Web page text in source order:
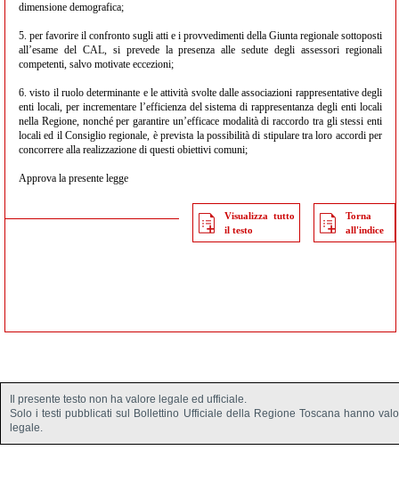
dimensione demografica;
5. per favorire il confronto sugli atti e i provvedimenti della Giunta regionale sottoposti
all’esame del CAL, si prevede la presenza alle sedute degli assessori regionali
competenti, salvo motivate eccezioni;
6. visto il ruolo determinante e le attività svolte dalle associazioni rappresentative degli
enti locali, per incrementare l’efficienza del sistema di rappresentanza degli enti locali
nella Regione, nonché per garantire un’efficace modalità di raccordo tra gli stessi enti
locali ed il Consiglio regionale, è prevista la possibilità di stipulare tra loro accordi per
concorrere alla realizzazione di questi obiettivi comuni;
Approva la presente legge
Visualizza tutto
il testo
Torna
all'indice
Il presente testo non ha valore legale ed ufficiale.
Solo i testi pubblicati sul Bollettino Ufficiale della Regione Toscana hanno
legale.